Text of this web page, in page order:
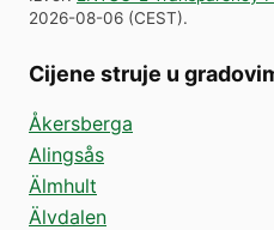
2026-08-06 (CEST).
Cijene struje u
Åkersberga
Alingsås
Älmhult
Älvdalen